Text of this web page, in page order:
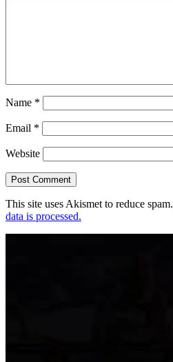
Name *
Email *
Website
This site uses Akismet to reduce spam.
data is processed.